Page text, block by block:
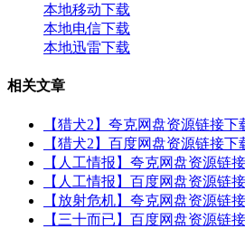
本地移动下载
本地电信下载
本地迅雷下载
相关文章
【猎犬2】夸克网盘资源链接下
【猎犬2】百度网盘资源链接下
【人工情报】夸克网盘资源链
【人工情报】百度网盘资源链
【放射危机】夸克网盘资源链
【三十而已】百度网盘资源链